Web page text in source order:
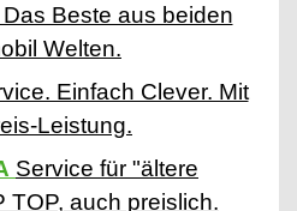
Beste aus beiden
Welten.
Einfach Clever. Mit
Leistung.
Service für "ältere
TOP, auch preislich.